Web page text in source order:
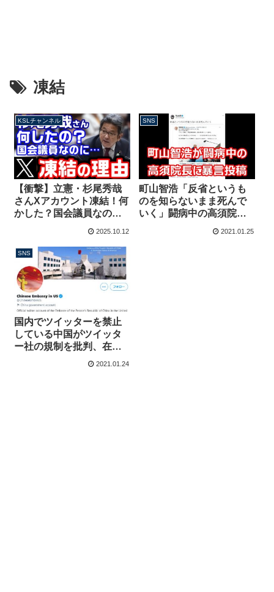
凍結
KSLチャンネル
【衝撃】立憲・杉尾秀哉
さんXアカウント凍結！何
かした？国会議員なの
たか？【KSLチャンネ
ル】
2025.10.12
SNS
町山智浩「反省というも
のを知らないまま死んで
いく」闘病中の高須院長
2021.01.25
SNS
国内でツイッターを禁止
している中国がツイッタ
ー社の規制を批判、在ア
メリカ中国大使館の凍結
2021.01.24